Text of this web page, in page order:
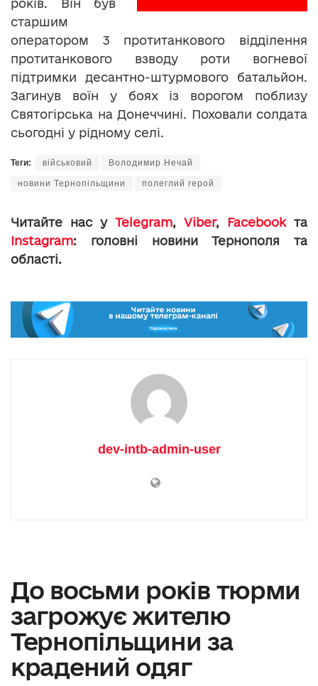
років. Він був
старшим
оператором 3 протитанкового відділення
протитанкового взводу роти вогневої
підтримки десантно-штурмового батальйон.
Загинув воїн у боях із ворогом поблизу
Святогірська на Донеччині. Поховали солдата
сьогодні у рідному селі.
Теги: військовий Володимир Нечай
новини Тернопільщини полеглий герой
Читайте нас у Telegram, Viber, Facebookта
Instagram: головні новини Тернополя та
області.
dev-intb-admin-user
До восьми років тюрми
загрожує жителю
Тернопільщини за
крадений одяг